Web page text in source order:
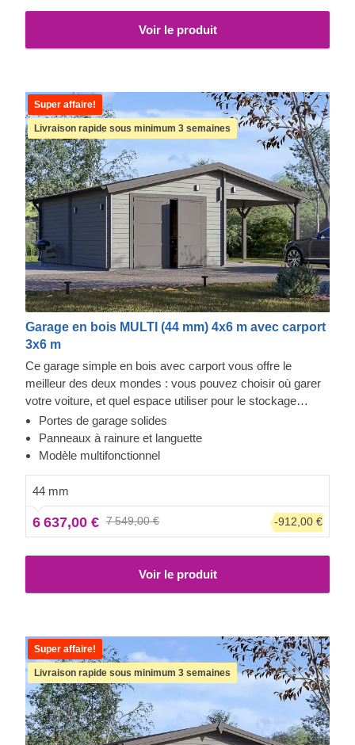
Voir le produit
Super affaire!
Livraison rapide sous minimum 3 semaines
Garage en bois MULTI (44 mm) 4x6 m avec carport
3x6 m
Ce garage simple en bois avec carport vous offre le
meilleur des deux mondes : vous pouvez choisir où garer
votre voiture, et quel espace utiliser pour le stockage
d'objets ou d'autres véhicules. Désormais, vous n'aurez
plus à choisir. Profitez du luxe d'avoir un espace de
stockage sécurisé pour votre véhicule, vous pourriez
! Avec MULTI, vous pouvez vraiment tout faire, qu'il
s'agisse d'acheter une voiture supplémentaire, d'aménager
un salon à l'ancienne dans votre garage, ou d'installer des
étagères avec vos romans préférés.
Portes de garage solides
Panneaux à rainure et languette
Modèle multifonctionnel
44 mm
6 637,00 € 7 549,00 € -912,00 €
Voir le produit
Super affaire!
Livraison rapide sous minimum 3 semaines